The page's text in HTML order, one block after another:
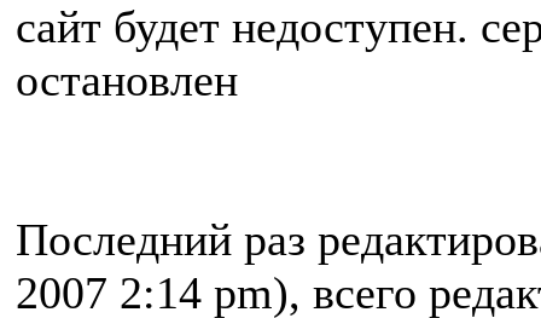
сайт будет недоступен.
остановлен
Последний раз
2007 2:14 pm), всего